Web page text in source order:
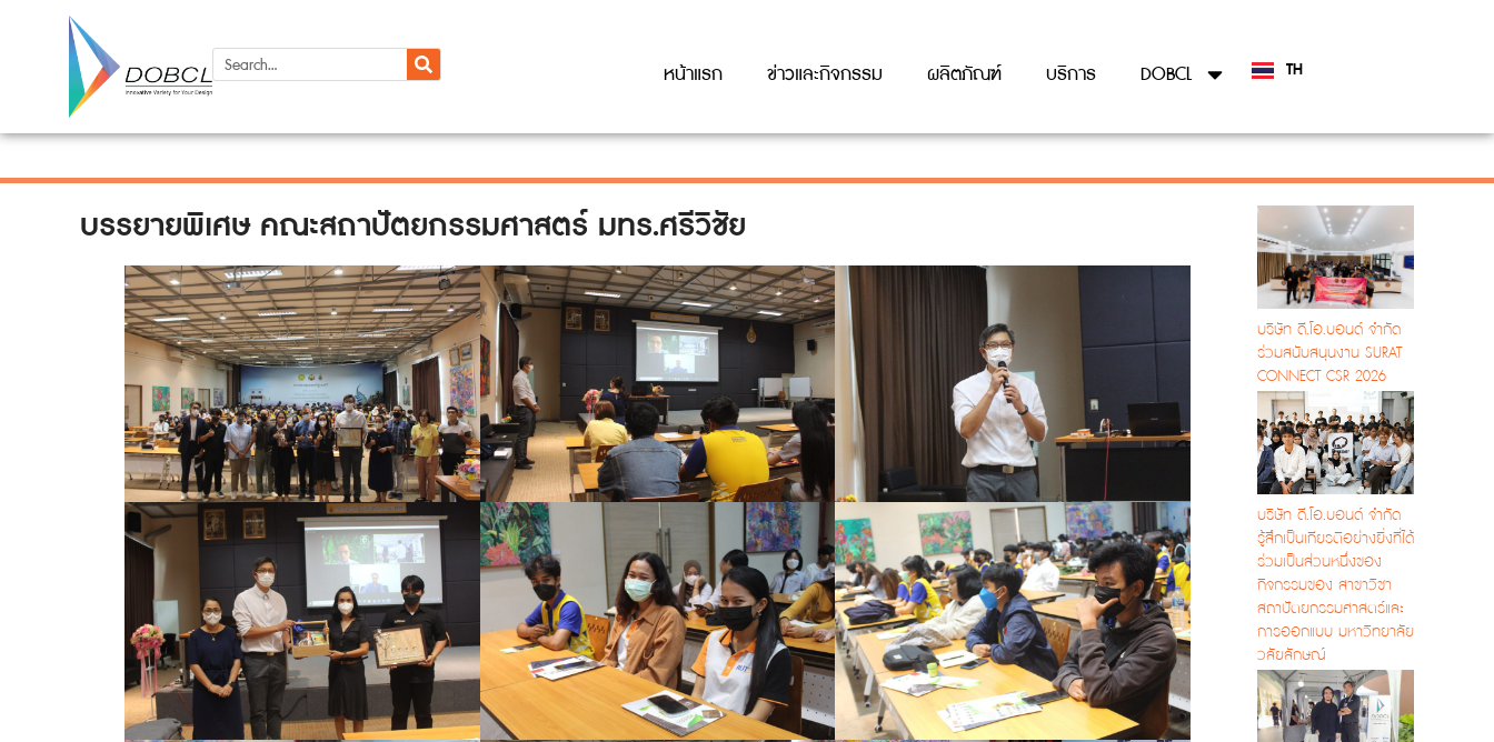
หน้าแรก ข่าวและกิจกรรม ผลิตภัณฑ์ บริการ DOBCL TH
EN
บรรยายพิเศษ คณะสถาปัตยกรรมศาสตร์ มทร.ศรีวิชัย
บริษัท ดี.โอ.บอนด์ จำกัด
ร่วมสนับสนุนงาน SURAT
CONNECT CSR 2026
บริษัท ดี.โอ.บอนด์ จำกัด
รู้สึกเป็นเกียรติอย่างยิ่งที่ได้
ร่วมเป็นส่วนหนึ่งของ
กิจกรรมของ สาขาวิชา
สถาปัตยกรรมศาสตร์และ
การออกแบบ มหาวิทยาลัย
วลัยลักษณ์